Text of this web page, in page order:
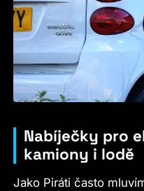
Nabíječky pro
kamiony i lodě
Jako Piráti často